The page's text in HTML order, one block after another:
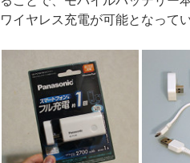
ワイヤレス充電が可能となってい